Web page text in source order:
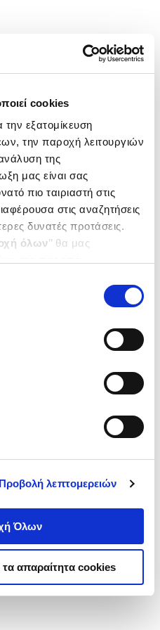
cookies
εξατομίκευση
την παροχή λειτουργιών
της
μας είναι σας
πιο ταιριαστή στις
στις αναζητήσεις
δυνατές προτάσεις.
όλων’’ θα μας
από τα παρακάτω με την
να ενημερωθείτε σχετικά με
Προβολή λεπτομερειών
Όλων
απαραίτητα cookies